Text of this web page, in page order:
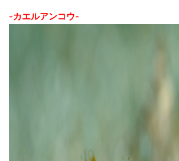
-カエルアンコウ-